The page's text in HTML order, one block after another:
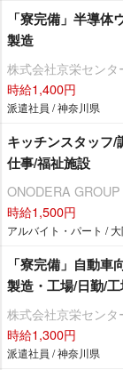
「寮完備」半導
製造
株式会社京栄センタ
時給1,400円
派遣社員 / 神奈川県
キッチンスタッフ
仕事/福祉施設
ONODERA
時給1,500円
アルバイト・パート /
「寮完備」自動
製造・工場/日勤/
株式会社京栄センタ
時給1,300円
派遣社員 / 神奈川県